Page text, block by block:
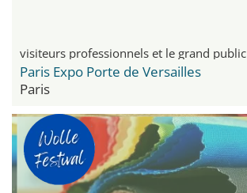
visiteurs professionnels et le grand public
Paris Expo Porte de Versailles
Paris